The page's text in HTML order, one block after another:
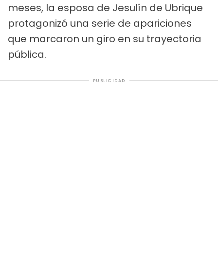
meses, la esposa de Jesulín de Ubrique
protagonizó una serie de apariciones
que marcaron un giro en su trayectoria
pública.
PUBLICIDAD